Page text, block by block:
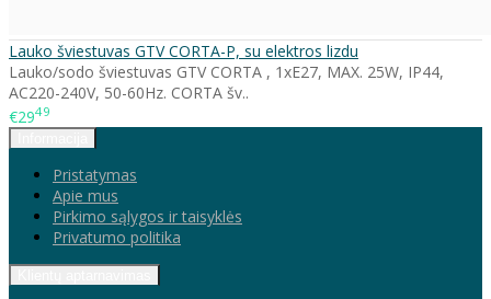
Lauko šviestuvas GTV CORTA-P, su elektros lizdu
Lauko/sodo šviestuvas GTV CORTA , 1xE27, MAX. 25W, IP44,
AC220-240V, 50-60Hz. CORTA šv..
€2949
Pristatymas
Apie mus
Pirkimo sąlygos ir taisyklės
Privatumo politika